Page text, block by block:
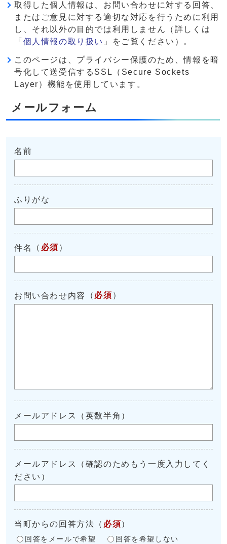
取得した個人情報は、お問い合わせに対する回答、
またはご意見に対する適切な対応を行うために利用
し、それ以外の目的では利用しません（詳しくは
「 個人情報の取り扱い 」をご覧ください）。
このページは、プライバシー保護のため、情報を暗
号化して送受信するSSL（Secure Sockets
Layer）機能を使用しています。
メールフォーム
名前
ふりがな
件名 （ 必須 ）
お問い合わせ内容 （ 必須 ）
メールアドレス（英数半角）
メールアドレス（確認のためもう一度入力してく
ださい）
当町からの回答方法 （ 必須 ）
回答をメールで希望 回答を希望しない